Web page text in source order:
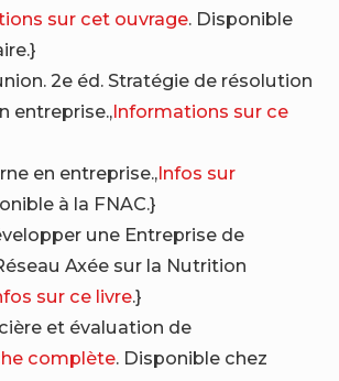
sur cet ouvrage. Disponible
2e éd. Stratégie de résolution
entreprise.,Informations sur ce
en entreprise.,Infos sur
à la FNAC.}
une Entreprise de
Axée sur la Nutrition
sur ce livre.}
et évaluation de
complète. Disponible chez